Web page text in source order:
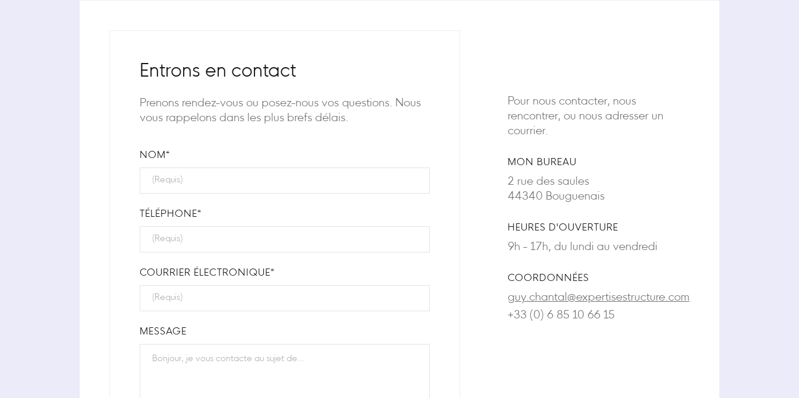
Entrons en contact
Prenons rendez-vous ou posez-nous vos questions. Nous
vous rappelons dans les plus brefs délais.
NOM*
TÉLÉPHONE*
COURRIER ÉLECTRONIQUE*
MESSAGE
Pour nous contacter, nous
rencontrer, ou nous adresser un
courrier.
MON BUREAU
2 rue des saules
44340 Bouguenais
HEURES D'OUVERTURE
9h - 17h, du lundi au vendredi
COORDONNÉES
guy.chantal@expertisestructure.com
+33 (0) 6 85 10 66 15